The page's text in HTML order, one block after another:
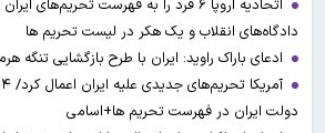
اتحادیه اروپا ۶ فرد را به فهرست
دادگاه‌های انقلاب و یک هکر در لیست تحریم ها
ادعای باراک راوید: ایران با طرح بازگشایی تنگه
دولت ایران در فهرست تحریم ها+اسامی